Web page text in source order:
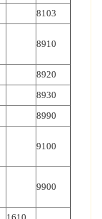
8103
8910
8920
8930
8990
9100
9900